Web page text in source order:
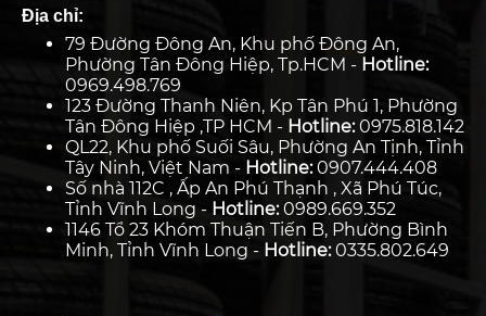
Địa chỉ:
79 Đường Đông An, Khu phố Đông An,
Phường Tân Đông Hiệp, Tp.HCM - Hotline:
0969.498.769
123 Đường Thanh Niên, Kp Tân Phú 1, Phường
Tân Đông Hiệp ,TP HCM - Hotline:0975.818.142
QL22, Khu phố Suối Sâu, Phường An Tịnh, Tỉnh
Tây Ninh, Việt Nam - Hotline:0907.444.408
Số nhà 112C , Ấp An Phú Thạnh , Xã Phú Túc,
Tỉnh Vĩnh Long - Hotline:0989.669.352
1146 Tổ 23 Khóm Thuận Tiến B, Phường Bình
Minh, Tỉnh Vĩnh Long - Hotline:0335.802.649